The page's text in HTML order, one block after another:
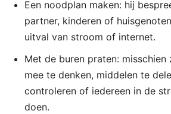
Een noodplan maken: hij
partner, kinderen of
uitval van stroom of internet.
Met de buren praten:
mee te denken, middelen te
controleren of iedereen in de
doen.